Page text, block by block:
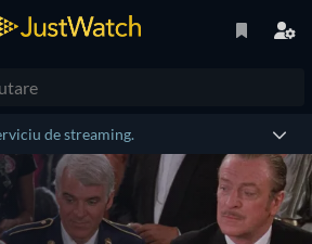
de streaming.